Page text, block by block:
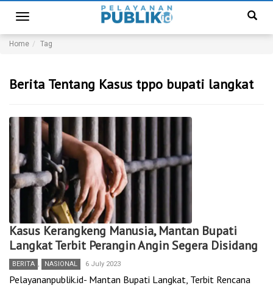
Toggle
navigation
Home Tag
Berita Tentang Kasus tppo bupati langkat
Kasus Kerangkeng Manusia, Mantan Bupati
Langkat Terbit Perangin Angin Segera Disidang
BERITA , NASIONAL 6 July 2023
Pelayananpublik.id- Mantan Bupati Langkat, Terbit Rencana